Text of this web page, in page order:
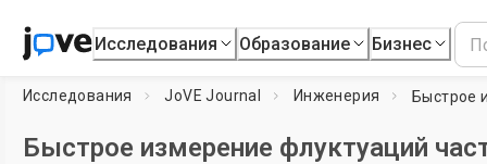
Исследования Образование Бизнес
Исследования JoVE Journal Инженерия
Быстрое измерение флуктуаций